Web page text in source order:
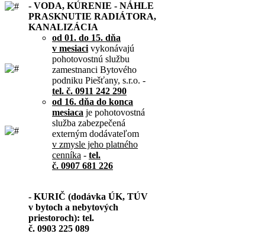
- VODA, KÚRENIE - NÁHLE
PRASKNUTIE RADIÁTORA,
KANALIZÁCIA
od 01. do 15. dňa
v mesiaci vykonávajú
pohotovostnú službu
zamestnanci Bytového
podniku Piešťany, s.r.o. -
tel. č. 0911 242 290
od 16. dňa do konca
mesiaca je pohotovostná
služba zabezpečená
externým dodávateľom
v zmysle jeho platného
cenníka - tel.
č. 0907 681 226
- KURIČ (dodávka ÚK, TÚV
v bytoch a nebytových
priestoroch): tel.
č. 0903 225 089